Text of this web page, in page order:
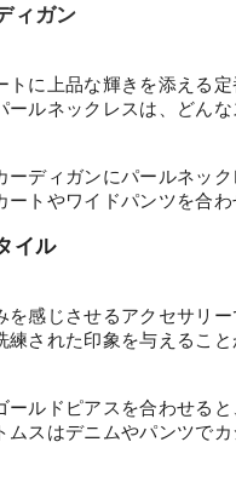
ィガン
に上品な輝きを添える
ールネックレスは、どん
ディガンにパールネッ
トやワイドパンツを合
イル
を感じさせるアクセサリ
された印象を与えること
ルドピアスを合わせる
ムスはデニムやパンツで